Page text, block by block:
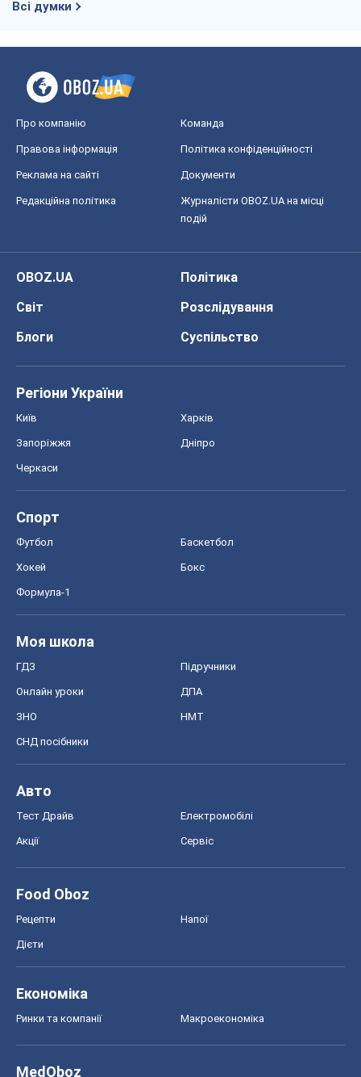
Всі думки
Про компанію Команда
Правова інформація Політика конфіденційності
Реклама на сайті Документи
Редакційна політика
Журналісти OBOZ.UA на місці
подій
OBOZ.UA
Політика
Світ
Розслідування
Блоги
Суспільство
Регіони України
Київ Харків
Запоріжжя Дніпро
Черкаси
Спорт
Футбол Баскетбол
Хокей Бокс
Формула-1
Моя школа
ГДЗ Підручники
Онлайн уроки ДПА
ЗНО НМТ
СНД посібники
Авто
Тест Драйв Електромобілі
Акції Сервіс
Food Oboz
Рецепти Напої
Дієти
Економіка
Ринки та компанії Макроекономіка
MedOboz